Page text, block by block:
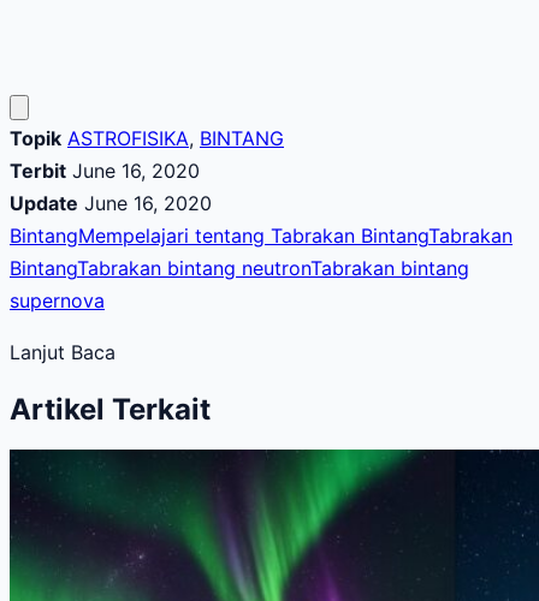
Topik ASTROFISIKA, BINTANG
Terbit June 16, 2020
Update June 16, 2020
BintangMempelajari tentang Tabrakan BintangTabrakan
BintangTabrakan bintang neutronTabrakan bintang
supernova
Lanjut Baca
Artikel Terkait